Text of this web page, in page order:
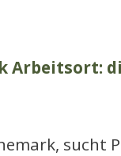
Arbeitsort:
sucht